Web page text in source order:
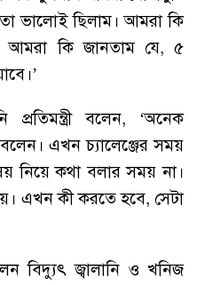
ভালোই ছিলাম। আমরা কি
আমরা কি জানতাম যে, ৫
প্রতিমন্ত্রী বলেন, ‘অনেক
এখন চ্যালেঞ্জের সময়
নিয়ে কথা বলার সময় না।
এখন কী করতে হবে, সেটা
বিদ্যুৎ জ্বালানি ও খনিজ